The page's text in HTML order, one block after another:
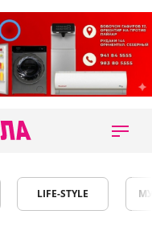
LIFE-STYLE